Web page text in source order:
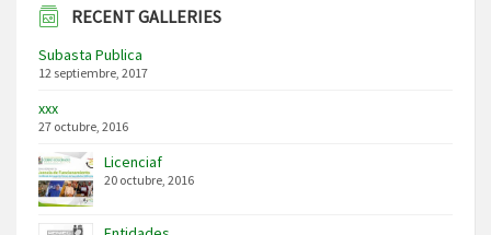
RECENT GALLERIES
Subasta Publica
12 septiembre, 2017
xxx
27 octubre, 2016
Licenciaf
20 octubre, 2016